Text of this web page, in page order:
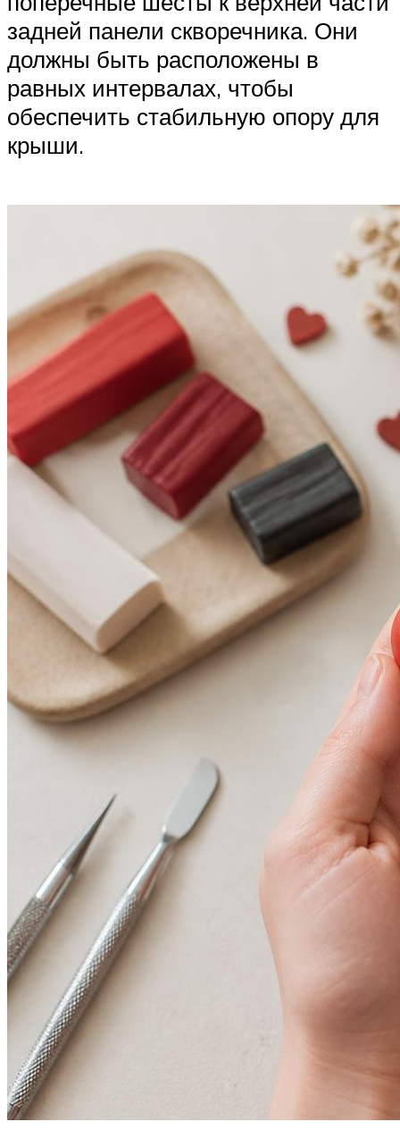
задней панели скворечника. Они
должны быть расположены в
равных интервалах, чтобы
обеспечить стабильную опору для
крыши.